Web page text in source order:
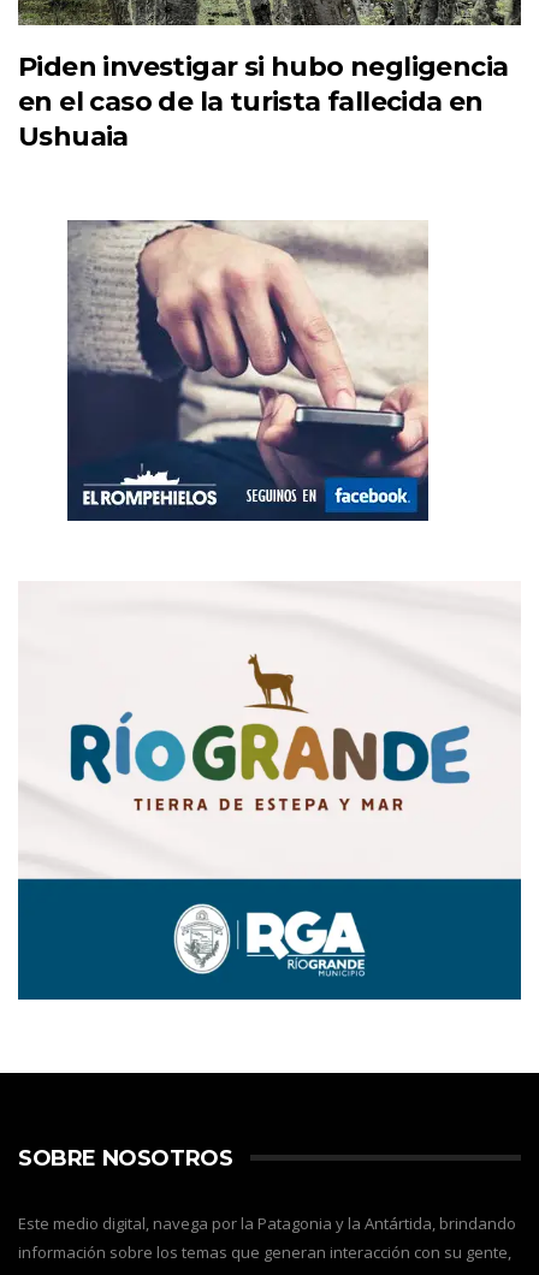
Piden investigar si hubo negligencia
en el caso de la turista fallecida en
Ushuaia
SOBRE NOSOTROS
Este medio digital, navega por la Patagonia y la Antártida, brindando
información sobre los temas que generan interacción con su gente,